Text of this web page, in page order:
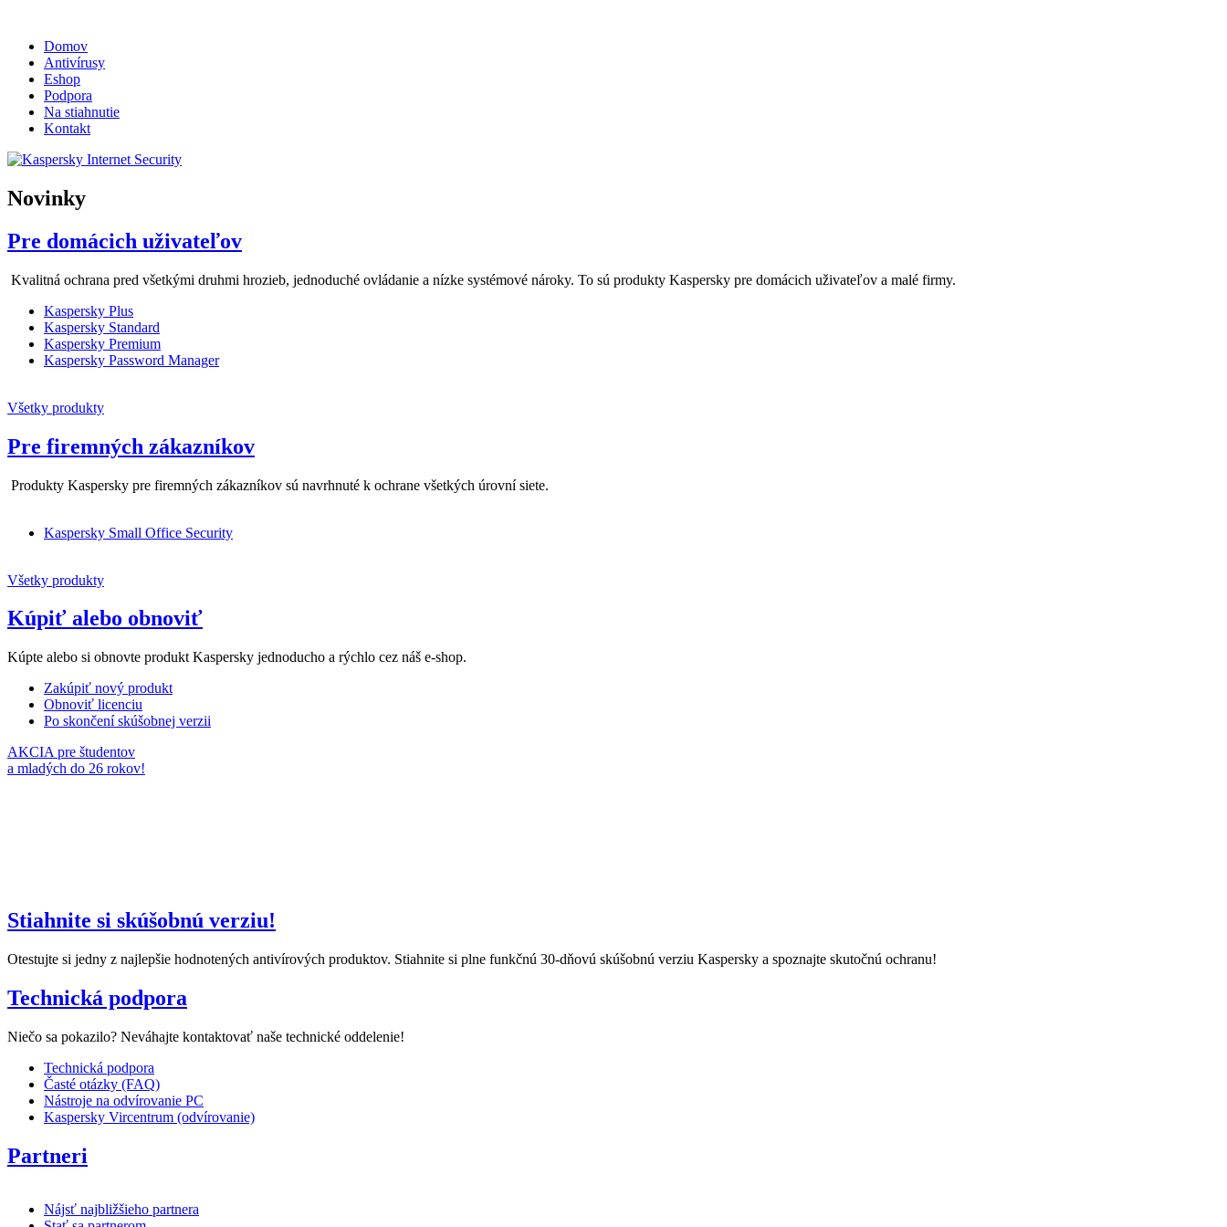
Domov
Antivírusy
Eshop
Podpora
Na stiahnutie
Kontakt
Novinky
Pre domácich uživateľov
Kvalitná ochrana pred všetkými druhmi hrozieb, jednoduché ovládanie a nízke systémové nároky. To sú produkty Kaspersky pre domácich uživateľov a malé firmy.
Kaspersky Plus
Kaspersky Standard
Kaspersky Premium
Kaspersky Password Manager
Všetky produkty
Pre firemných zákazníkov
Produkty Kaspersky pre firemných zákazníkov sú navrhnuté k ochrane všetkých úrovní siete.
Kaspersky Small Office Security
Všetky produkty
Kúpiť alebo obnoviť
Kúpte alebo si obnovte produkt Kaspersky jednoducho a rýchlo cez náš e-shop.
Zakúpiť nový produkt
Obnoviť licenciu
Po skončení skúšobnej verzii
AKCIA pre študentov
a mladých do 26 rokov!
Stiahnite si skúšobnú verziu!
Otestujte si jedny z najlepšie hodnotených antivírových produktov. Stiahnite si plne funkčnú 30-dňovú skúšobnú verziu Kaspersky a spoznajte skutočnú ochranu!
Technická podpora
Niečo sa pokazilo? Neváhajte kontaktovať naše technické oddelenie!
Technická podpora
Časté otázky (FAQ)
Nástroje na odvírovanie PC
Kaspersky Vircentrum (odvírovanie)
Partneri
Nájsť najbližšieho partnera